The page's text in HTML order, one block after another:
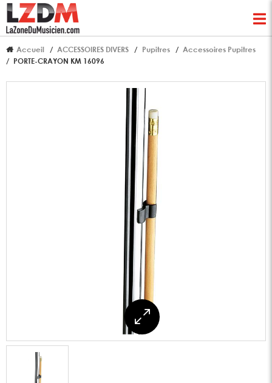
Accueil ACCESSOIRES DIVERS Pupitres
Accessoires Pupitres
PORTE-CRAYON KM 16096